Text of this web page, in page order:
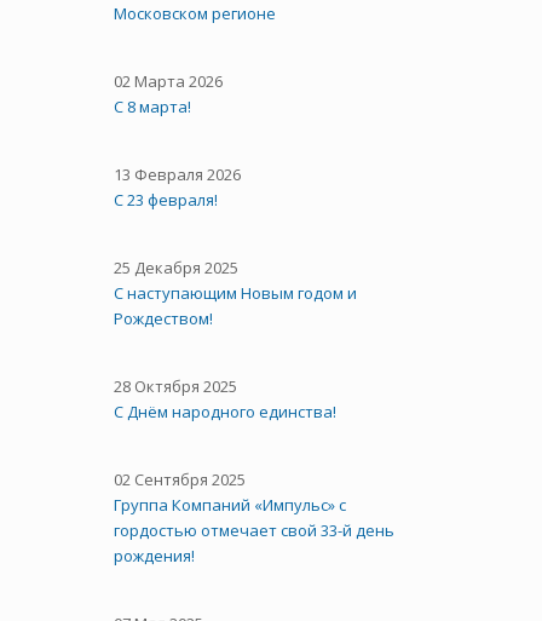
Московском регионе
02 Марта 2026
С 8 марта!
13 Февраля 2026
С 23 февраля!
25 Декабря 2025
С наступающим Новым годом и
Рождеством!
28 Октября 2025
C Днём народного единства!
02 Сентября 2025
Группа Компаний «Импульс» с
гордостью отмечает свой 33-й день
рождения!